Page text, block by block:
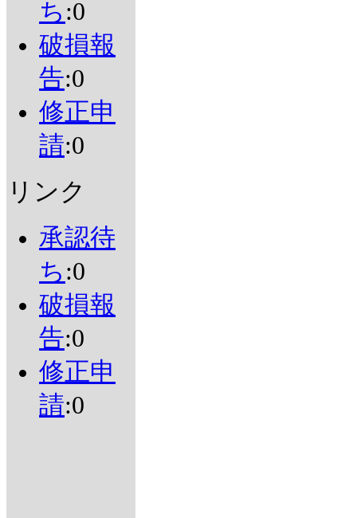
ち :0
破損報
告:0
修正申
請:0
リンク
承認待
ち :0
破損報
告:0
修正申
請:0